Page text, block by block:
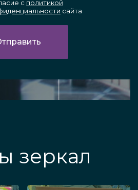
с политикой
сайта
зеркал